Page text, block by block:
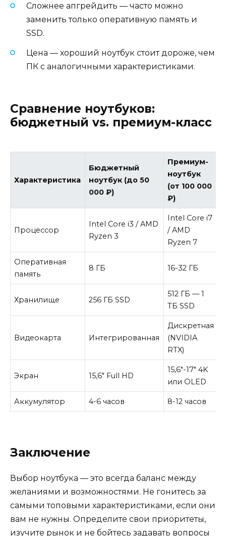
Сложнее апгрейдить — часто можно
заменить только оперативную память и
SSD.
Цена — хороший ноутбук стоит дороже, чем
ПК с аналогичными характеристиками.
Сравнение ноутбуков:
бюджетный vs. премиум-класс
Характеристика
Бюджетный
ноутбук (до 50
000 ₽)
Премиум-
ноутбук
(от 100 000
₽)
Процессор
Intel Core i3 / AMD
Ryzen 3
Intel Core i7
/ AMD
Ryzen 7
Оперативная
память
8 ГБ 16-32 ГБ
Хранилище 256 ГБ SSD
512 ГБ — 1
ТБ SSD
Видеокарта Интегрированная
Дискретная
(NVIDIA
RTX)
Экран 15,6″ Full HD
15,6″-17″ 4K
или OLED
Аккумулятор 4-6 часов 8-12 часов
Заключение
Выбор ноутбука — это всегда баланс между
желаниями и возможностями. Не гонитесь за
самыми топовыми характеристиками, если они
вам не нужны. Определите свои приоритеты,
изучите рынок и не бойтесь задавать вопросы